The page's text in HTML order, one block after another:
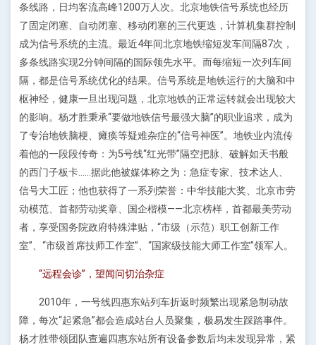
条线路，日均客流高峰1200万人次。北京地铁信号系统也经历
了固定闭塞、自动闭塞、移动闭塞的三代更迭，计算机集群控制
成为信号系统的主流。最近4年间北京地铁缩短发车间隔87次，
多条线路实现2分钟间隔的国际领先水平。而每缩短一次列车间
隔，都是信号系统优化的结果。信号系统是地铁运行的大脑和中
枢神经，健康一旦出现问题，北京地铁的正常运转就会出现较大
的影响。杨才胜秉承“要做地铁信号最强大脑”的职业追求，成为
了专治地铁脑梗、瘫痪等疑难杂症的“信号神医”。地铁业内流传
着他的一段段传奇：为5号线“红光带”隔空把脉、破解如天书般
的西门子板卡……据此他被媒体称之为：急症专家、技术达人、
信号大工匠；他也获得了一系列荣誉：中华技能大奖、北京市劳
动模范、首都劳动奖章、国企楷模——北京榜样，首都最美劳动
者，享受国务院政府特殊津贴，“市级（示范）职工创新工作
室”、“市级首席技师工作室”、“国家级技能大师工作室”领军人。
“远程会诊”，望闻问切治杂症
2010年，一号线四惠东站列车折返时频繁出现紧急制动故
障，每次“起紧急”都会造成站台人员聚集，极易发生踩踏事件。
杨才胜带领团队查遍四惠东站所有设备参数后均未发现异常，紧